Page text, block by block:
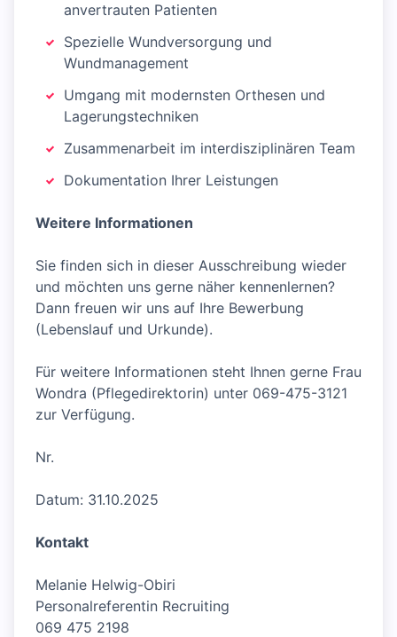
anvertrauten Patienten
Spezielle Wundversorgung und
Wundmanagement
Umgang mit modernsten Orthesen und
Lagerungstechniken
Zusammenarbeit im interdisziplinären Team
Dokumentation Ihrer Leistungen
Weitere Informationen
Sie finden sich in dieser Ausschreibung wieder
und möchten uns gerne näher kennenlernen?
Dann freuen wir uns auf Ihre Bewerbung
(Lebenslauf und Urkunde).
Für weitere Informationen steht Ihnen gerne Frau
Wondra (Pflegedirektorin) unter 069-475-3121
zur Verfügung.
Nr.
Datum: 31.10.2025
Kontakt
Melanie Helwig-Obiri
Personalreferentin Recruiting
069 475 2198